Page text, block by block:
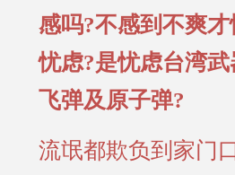
感吗?不感到不爽才
忧虑?是忧虑台湾
飞弹及原子弹?
流氓都欺负到家门